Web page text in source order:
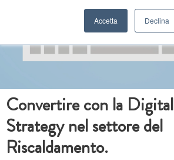
Accetta Declina
Convertire con la Digital
Strategy nel settore del
Riscaldamento.